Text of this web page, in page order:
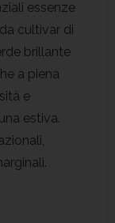
essenze
cultivar di
brillante
a piena
e
estiva.